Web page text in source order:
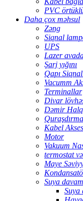
PVC
Daha çox məhsul
Zəng
Siqnal
UPS
Lazer
Şarj yığını
Qapı
Vacumm
Terminallar
Divar
Dəmir
Kabel
Motor
Vakuum
termostat
Maye
Suya
Suya